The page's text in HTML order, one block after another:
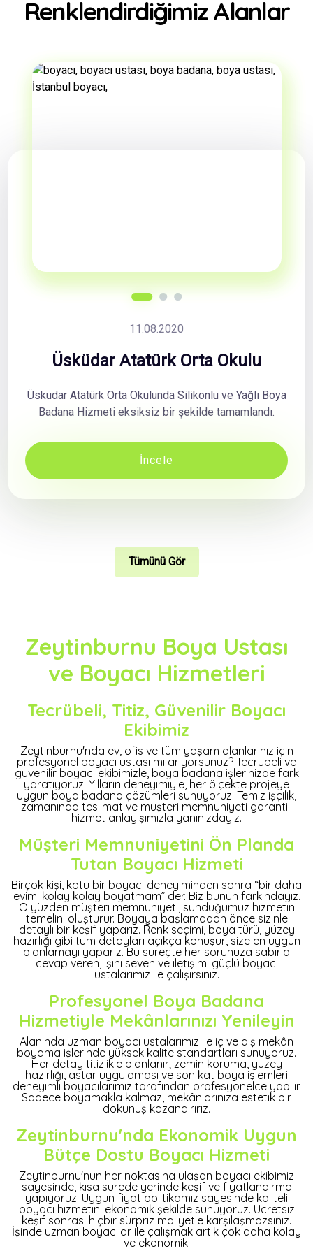
Renklendirdiğimiz Alanlar
11.08.2020
Üsküdar Atatürk Orta Okulu
Üsküdar Atatürk Orta Okulunda Silikonlu ve Yağlı Boya
Badana Hizmeti eksiksiz bir şekilde tamamlandı.
İncele
Tümünü Gör
Zeytinburnu Boya Ustası
ve Boyacı Hizmetleri
Tecrübeli, Titiz, Güvenilir Boyacı
Ekibimiz
Zeytinburnu'nda ev, ofis ve tüm yaşam alanlarınız için
profesyonel boyacı ustası mı arıyorsunuz? Tecrübeli ve
güvenilir boyacı ekibimizle, boya badana işlerinizde fark
yaratıyoruz. Yılların deneyimiyle, her ölçekte projeye
uygun boya badana çözümleri sunuyoruz. Temiz işçilik,
zamanında teslimat ve müşteri memnuniyeti garantili
hizmet anlayışımızla yanınızdayız.
Müşteri Memnuniyetini Ön Planda
Tutan Boyacı Hizmeti
Birçok kişi, kötü bir boyacı deneyiminden sonra “bir daha
evimi kolay kolay boyatmam” der. Biz bunun farkındayız.
O yüzden müşteri memnuniyeti, sunduğumuz hizmetin
temelini oluşturur. Boyaya başlamadan önce sizinle
detaylı bir keşif yaparız. Renk seçimi, boya türü, yüzey
hazırlığı gibi tüm detayları açıkça konuşur, size en uygun
planlamayı yaparız. Bu süreçte her sorunuza sabırla
cevap veren, işini seven ve iletişimi güçlü boyacı
ustalarımız ile çalışırsınız.
Profesyonel Boya Badana
Hizmetiyle Mekânlarınızı Yenileyin
Alanında uzman boyacı ustalarımız ile iç ve dış mekân
boyama işlerinde yüksek kalite standartları sunuyoruz.
Her detay titizlikle planlanır; zemin koruma, yüzey
hazırlığı, astar uygulaması ve son kat boya işlemleri
deneyimli boyacılarımız tarafından profesyonelce yapılır.
Sadece boyamakla kalmaz, mekânlarınıza estetik bir
dokunuş kazandırırız.
Zeytinburnu'nda Ekonomik Uygun
Bütçe Dostu Boyacı Hizmeti
Zeytinburnu'nun her noktasına ulaşan boyacı ekibimiz
sayesinde, kısa sürede yerinde keşif ve fiyatlandırma
yapıyoruz. Uygun fiyat politikamız sayesinde kaliteli
boyacı hizmetini ekonomik şekilde sunuyoruz. Ücretsiz
keşif sonrası hiçbir sürpriz maliyetle karşılaşmazsınız.
İşinde uzman boyacılar ile çalışmak artık çok daha kolay
ve ekonomik.